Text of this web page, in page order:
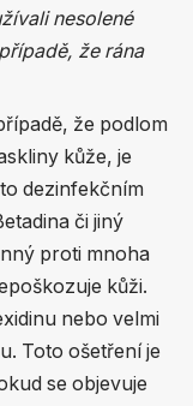
nesolené
že rána
že podlom
kůže, je
dezinfekčním
či jiný
proti mnoha
kůži.
nebo velmi
Toto ošetření je
se objevuje